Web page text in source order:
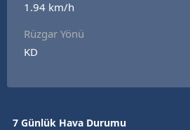
1.94 km/h
Rüzgar Yönü
KD
7 Günlük Hava Durumu